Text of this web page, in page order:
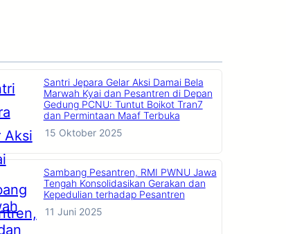
Santri Jepara Gelar Aksi Damai Bela
Marwah Kyai dan Pesantren di Depan
Gedung PCNU: Tuntut Boikot Tran7
dan Permintaan Maaf Terbuka
15 Oktober 2025
Sambang Pesantren, RMI PWNU Jawa
Tengah Konsolidasikan Gerakan dan
Kepedulian terhadap Pesantren
11 Juni 2025